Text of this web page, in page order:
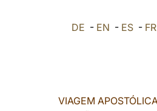
DE - EN - ES - FR
VIAGEM